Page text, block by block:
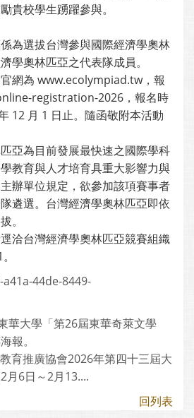
貴校學生踴躍參與。
為選拔台灣參與國際經濟學奧林
學奧林匹亞之代表隊成員。
網為 www.ecolympiad.tw，報
registration-2026，報名時
12 月 1 日止。隨函敬附本活動
亞為目前發展最快速之國際學科
教育與人才培育具重大影響力與
辦單位規定，欲參加該項賽事者
遴選。台灣經濟學奧林匹亞即依
。
洽台灣經濟學奧林匹亞競賽組織
44de-8449-
華大學「第26屆東華奇萊文學
報。
育推廣協會2026年第四十三屆大
月6日～2月13....
回列表